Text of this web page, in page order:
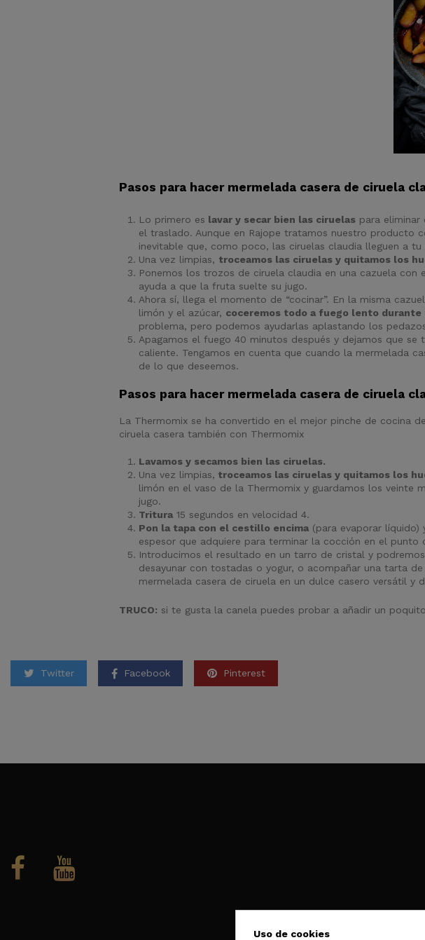
Pasos para hacer mermelada casera de ciruela
Lo primero es lavar y secar bien las ciruelas para eliminar
el traslado. Aunque en Rajope tratamos nuestro producto
inevitable que, como poco, las ciruelas claudia lleguen a
Una vez limpias, troceamos las ciruelas y quitamos los
Ponemos los trozos de ciruela claudia en una cazuela
ayuda a que la fruta suelte su jugo.
Ahora sí, llega el momento de “cocinar”. En la misma
limón y el azúcar, coceremos todo a fuego lento durante
problema, pero podemos ayudarlas aplastando los
Apagamos el fuego 40 minutos después y dejamos que
caliente. Tengamos en cuenta que cuando la mermelada
de lo que deseemos.
Pasos para hacer mermelada casera de ciruela
La Thermomix se ha convertido en el mejor pinche de cocina
ciruela casera también con Thermomix
Lavamos y secamos bien las ciruelas.
Una vez limpias, troceamos las ciruelas y quitamos los
limón en el vaso de la Thermomix y guardamos los veinte
jugo.
Tritura 15 segundos en velocidad 4.
Pon la tapa con el cestillo encima (para evaporar líquido)
espesor que adquiere para terminar la cocción en el punto
Introducimos el resultado en un tarro de cristal y
desayunar con tostadas o yogur, o acompañar una tarta
mermelada casera de ciruela en un dulce casero versátil y
TRUCO: si te gusta la canela puedes probar a añadir un
Twitter Facebook Pinterest
Uso de cookies